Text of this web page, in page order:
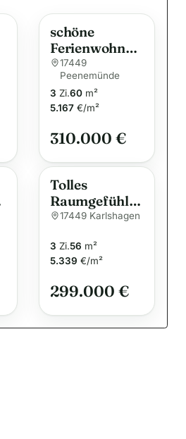
schöne
Ferienwohnun
g in der
Dünenresiden
z nur 300 m
bis zum
Strand zu
verkaufen
17449
Peenemünde
3 Zi.60 m²
5.167 €/m²
310.000 €
Tolles
Raumgefühl
in
Ostseenähe:
Gepflegte
Maisonette
mit Südbalkon
und Stellplatz
17449 Karlshagen
3 Zi.56 m²
5.339 €/m²
299.000 €